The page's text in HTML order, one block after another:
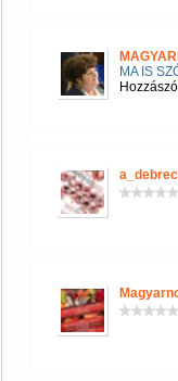
MA IS